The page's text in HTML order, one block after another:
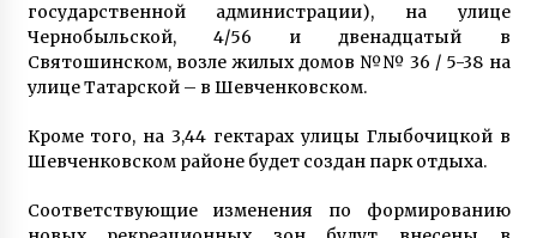
Знаменитий “Будинок Морозова” – елітне
житло початку XX сторіччя
7 років ago
государственной администрации), на улице
Чернобыльской, 4/56 и двенадцатый в
Святошинском, возле жилых домов №№ 36 / 5-38 на
улице Татарской – в Шевченковском.
Кроме того, на 3,44 гектарах улицы Глыбочицкой в
Шевченковском районе будет создан парк отдыха.
Соответствующие изменения по формированию